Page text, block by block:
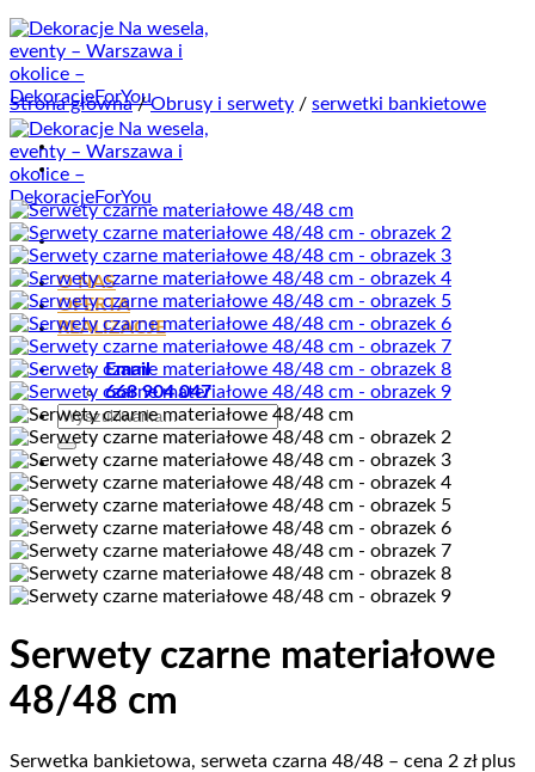
Przewiń
do
zawartości
O NAS
OFERTA
REALIZACJE
Email
668 904 047
Szukaj:
Strona główna / Obrusy i serwety / serwetki bankietowe
Serwety czarne materiałowe
48/48 cm
Serwetka bankietowa, serweta czarna 48/48 – cena 2 zł plus